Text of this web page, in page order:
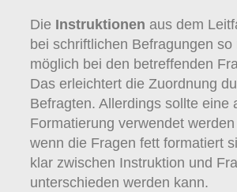
Die Instruktionen aus dem
bei schriftlichen Befragungen so
möglich bei den betreffenden
Das erleichtert die Zuordnung
Befragten. Allerdings sollte eine
Formatierung verwendet
wenn die Fragen fett formatiert
klar zwischen Instruktion und
unterschieden werden kann.